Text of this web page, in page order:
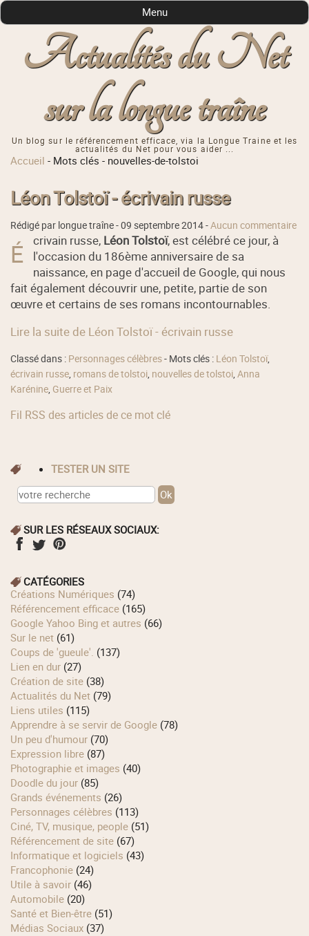
Actualités du Net
sur la longue traîne
Un blog sur le référencement efficace, via la Longue Traine et les
actualités du Net pour vous aider ...
Menu
Accueil - Mots clés - nouvelles-de-tolstoi
Léon Tolstoï - écrivain russe
Rédigé par longue traîne -09 septembre 2014-Aucun commentaire
É crivain russe, Léon Tolstoï, est célébré ce jour, à
l'occasion du 186ème anniversaire de sa
naissance, en page d'accueil de Google, qui nous
fait également découvrir une, petite, partie de son
œuvre et certains de ses romans incontournables.
Lire la suite de Léon Tolstoï - écrivain russe
Classé dans : Personnages célèbres- Mots clés : Léon Tolstoï,
écrivain russe, romans de tolstoi, nouvelles de tolstoi,Anna
Karénine, Guerre et Paix
Fil RSS des articles de ce mot clé
TESTER UN SITE
SUR LES RÉSEAUX SOCIAUX:
CATÉGORIES
Créations Numériques (74)
Référencement efficace (165)
Google Yahoo Bing et autres (66)
Sur le net (61)
Coups de 'gueule'. (137)
Lien en dur (27)
Création de site (38)
Actualités du Net (79)
Liens utiles (115)
Apprendre à se servir de Google (78)
Un peu d'humour (70)
Expression libre (87)
Photographie et images (40)
Doodle du jour (85)
Grands événements (26)
Personnages célèbres (113)
Ciné, TV, musique, people (51)
Référencement de site (67)
Informatique et logiciels (43)
Francophonie (24)
Utile à savoir (46)
Automobile (20)
Santé et Bien-être (51)
Médias Sociaux (37)